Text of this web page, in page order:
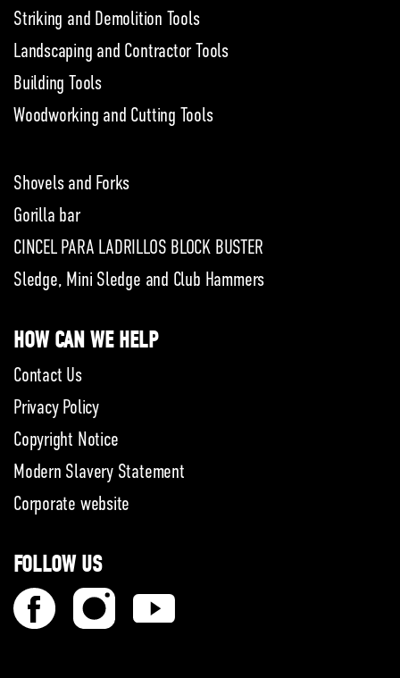
Striking and Demolition Tools
Landscaping and Contractor Tools
Building Tools
Woodworking and Cutting Tools
Shovels and Forks
Gorilla bar
CINCEL PARA LADRILLOS BLOCK BUSTER
Sledge, Mini Sledge and Club Hammers
HOW CAN WE HELP
Contact Us
Privacy Policy
Copyright Notice
Modern Slavery Statement
Corporate website
FOLLOW US